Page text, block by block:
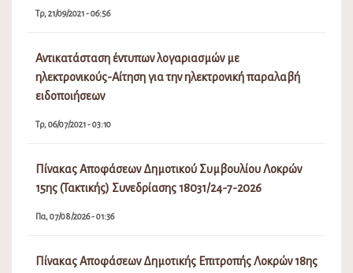
Τρ, 21/09/2021 - 06:56
Αντικατάσταση έντυπων λογαριασμών με
ηλεκτρονικούς-Αίτηση για την ηλεκτρονική παραλαβή
ειδοποιήσεων
Τρ, 06/07/2021 - 03:10
Πίνακας Αποφάσεων Δημοτικού Συμβουλίου Λοκρών
15ης (Τακτικής) Συνεδρίασης 18031/24-7-2026
Πα, 07/08/2026 - 01:36
Πίνακας Αποφάσεων Δημοτικής Επιτροπής Λοκρών 18ης